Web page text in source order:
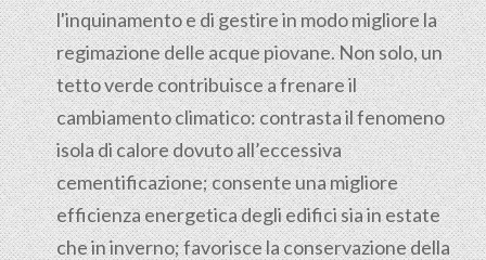
l'inquinamento e di gestire in modo migliore la
regimazione delle acque piovane. Non solo, un
tetto verde contribuisce a frenare il
cambiamento climatico: contrasta il fenomeno
isola di calore dovuto all’eccessiva
cementificazione; consente una migliore
efficienza energetica degli edifici sia in estate
che in inverno; favorisce la conservazione della